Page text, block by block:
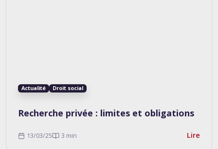
Actualité Droit social
Recherche privée : limites et obligations
13/03/25 3 min Lire